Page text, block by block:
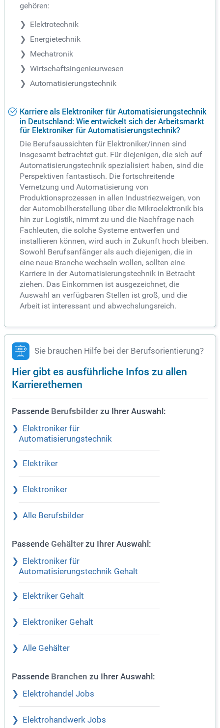
gehören:
Elektrotechnik
Energietechnik
Mechatronik
Wirtschaftsingenieurwesen
Automatisierungstechnik
Karriere als Elektroniker für Automatisierungstechnik
in Deutschland: Wie entwickelt sich der Arbeitsmarkt
für Elektroniker für Automatisierungstechnik?
Die Berufsaussichten für Elektroniker/innen sind
insgesamt betrachtet gut. Für diejenigen, die sich auf
Automatisierungstechnik spezialisiert haben, sind die
Perspektiven fantastisch. Die fortschreitende
Vernetzung und Automatisierung von
Produktionsprozessen in allen Industriezweigen, von
der Automobilherstellung über die Mikroelektronik bis
hin zur Logistik, nimmt zu und die Nachfrage nach
Fachleuten, die solche Systeme entwerfen und
installieren können, wird auch in Zukunft hoch bleiben.
Sowohl Berufsanfänger als auch diejenigen, die in
eine neue Branche wechseln wollen, sollten eine
Karriere in der Automatisierungstechnik in Betracht
ziehen. Das Einkommen ist ausgezeichnet, die
Auswahl an verfügbaren Stellen ist groß, und die
Arbeit ist interessant und abwechslungsreich.
Sie brauchen Hilfe bei der Berufsorientierung?
Hier gibt es ausführliche Infos zu allen
Karrierethemen
Passende Berufsbilder zu Ihrer Auswahl:
Elektroniker für
Automatisierungstechnik
Elektriker
Elektroniker
Alle Berufsbilder
Passende Gehälter zu Ihrer Auswahl:
Elektroniker für
Automatisierungstechnik Gehalt
Elektriker Gehalt
Elektroniker Gehalt
Alle Gehälter
Passende Branchen zu Ihrer Auswahl:
Elektrohandel Jobs
Elektrohandwerk Jobs